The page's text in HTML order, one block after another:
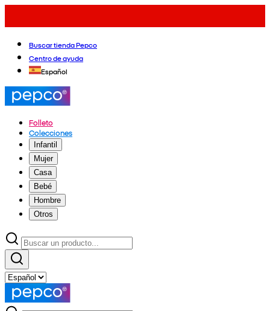
Buscar tienda Pepco
Centro de ayuda
Español
Folleto
Colecciones
Infantil
Mujer
Casa
Bebé
Hombre
Otros